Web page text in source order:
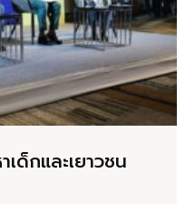
ด็กและเยาวชน